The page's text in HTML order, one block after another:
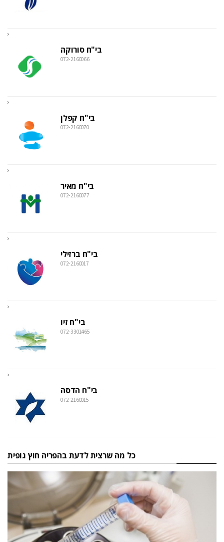
בי"ח סורוקה
072-2160066
בי"ח קפלן
072-2160070
בי"ח מאיר
072-2160077
בי"ח ברזילי
072-2160017
בי"ח זיו
072-3301465
בי"ח הדסה
072-2160015
כל מה שרצית לדעת בהפריה חוץ גופית